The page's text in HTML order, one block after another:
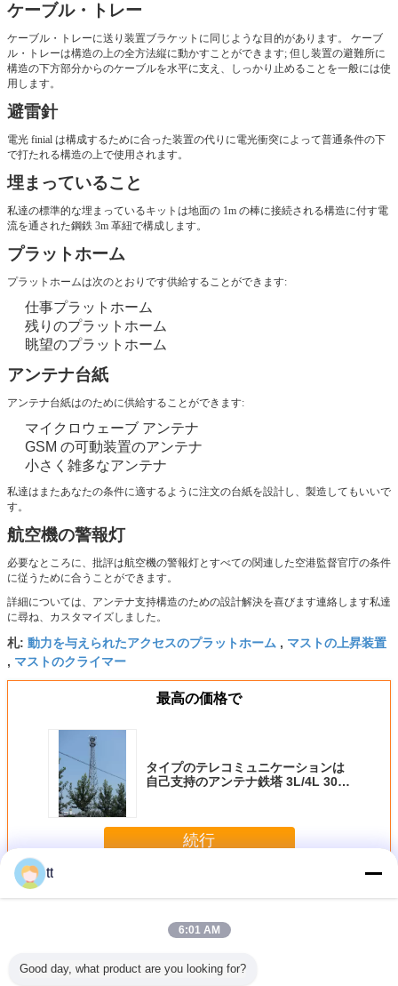
ケーブル・トレー
ケーブル・トレーに送り装置ブラケットに同じような目的があります。 ケーブ
ル・トレーは構造の上の全方法縦に動かすことができます; 但し装置の避難所に
構造の下方部分からのケーブルを水平に支え、しっかり止めることを一般には使
用します。
避雷針
電光 finial は構成するために合った装置の代りに電光衝突によって普通条件の下
で打たれる構造の上で使用されます。
埋まっていること
私達の標準的な埋まっているキットは地面の 1m の棒に接続される構造に付す電
流を通された鋼鉄 3m 革紐で構成します。
プラットホーム
プラットホームは次のとおりです供給することができます:
仕事プラットホーム
残りのプラットホーム
眺望のプラットホーム
アンテナ台紙
アンテナ台紙はのために供給することができます:
マイクロウェーブ アンテナ
GSM の可動装置のアンテナ
小さく雑多なアンテナ
私達はまたあなたの条件に適するように注文の台紙を設計し、製造してもいいで
す。
航空機の警報灯
必要なところに、批評は航空機の警報灯とすべての関連した空港監督官庁の条件
に従うために合うことができます。
詳細については、アンテナ支持構造のための設計解決を喜びます連絡します私達
に尋ね、カスタマイズしました。
札: 動力を与えられたアクセスのプラットホーム , マストの上昇装置
, マストのクライマー
最高の価格で
タイプのテレコミュニケーションは
自己支持のアンテナ鉄塔 3L/4L 30M
続行
多く作業プラットフォームの登山マスト
tt
6:01 AM
Good day, what product are you looking for?